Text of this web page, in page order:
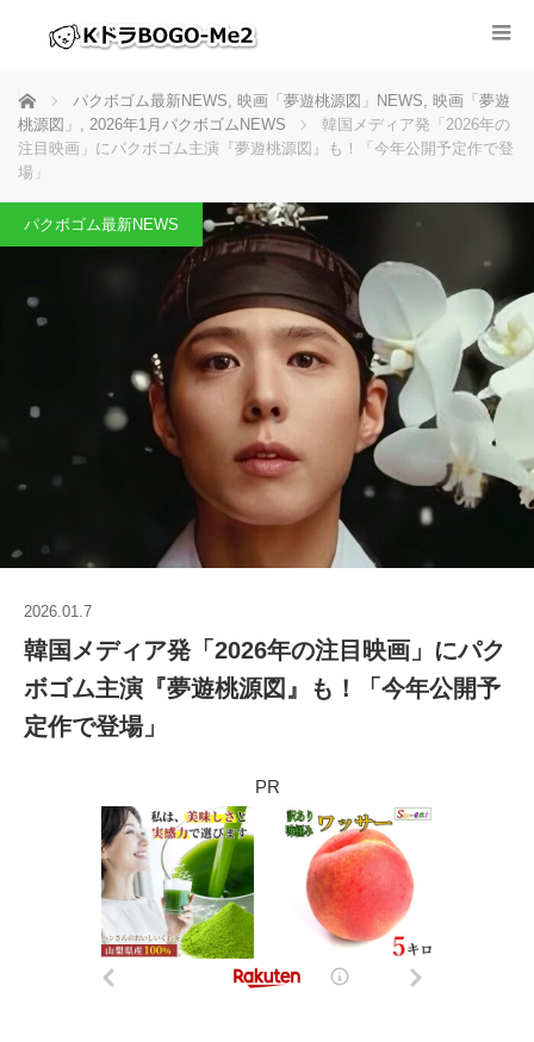
ホーム パクボゴム最新NEWS, 映画「夢遊桃源図」NEWS, 映画「夢遊
桃源図」 , 2026年1月パクボゴムNEWS
韓国メディア発「2026年の
注目映画」にパクボゴム主演『夢遊桃源図』も！「今年公開予定作で登
場」
パクボゴム最新NEWS
2026.01.7
韓国メディア発「2026年の注目映画」にパク
ボゴム主演『夢遊桃源図』も！「今年公開予
定作で登場」
PR